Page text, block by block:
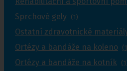
Sprchové gely (1)
Ostatní zdravotnické
Ortézy a bandáže na koleno
Ortézy a bandáže na kotník